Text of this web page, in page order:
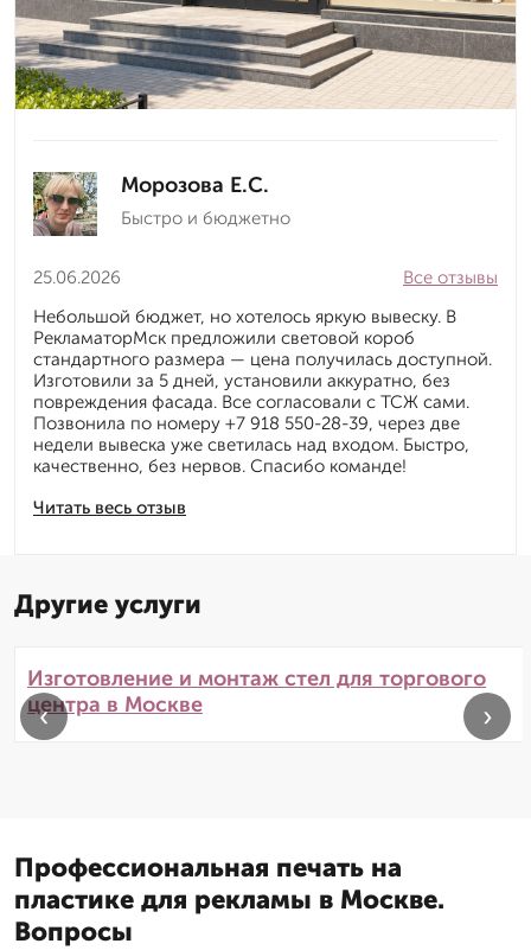
Морозова Е.С.
Быстро и бюджетно
25.06.2026
Читать весь отзыв
Все отзывы
Небольшой бюджет, но хотелось яркую вывеску. В
РекламаторМск предложили световой короб
стандартного размера — цена получилась доступной.
Изготовили за 5 дней, установили аккуратно, без
повреждения фасада. Все согласовали с ТСЖ сами.
Позвонила по номеру +7 918 550-28-39, через две
недели вывеска уже светилась над входом. Быстро,
качественно, без нервов. Спасибо команде!
Другие услуги
Изготовление и монтаж стел для торгового
центра в Москве
‹ ›
Профессиональная печать на
пластике для рекламы в Москве.
Вопросы